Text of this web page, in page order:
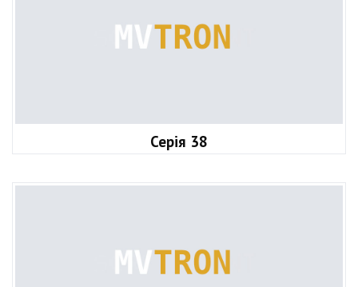
Серія 38